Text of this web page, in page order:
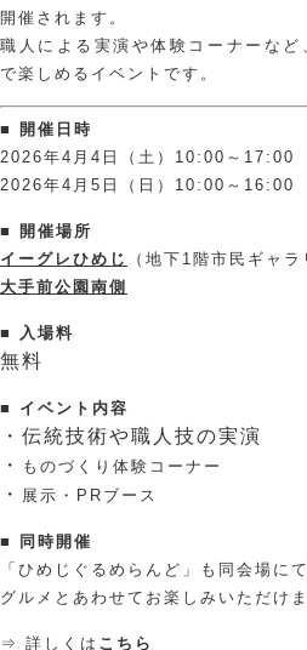
開催されます。
職人による実演や体験コーナーなど
で楽しめるイベントです。
■ 開催日時
2026年4月4日（土）10:00～17:00
2026年4月5日（日）10:00～16:00
■ 開催場所
イーグレひめじ
（地下1階市民ギャラ
大手前公園南側
■ 入場料
無料
■ イベント内容
・伝統技術や職人技の実演
・
ものづくり体験コーナー
・ 展示・PRブース
■ 同時開催
「ひめじぐるめらんど」も同会場に
グルメとあわせてお楽しみいただけま
⇒ 詳しくは こちら